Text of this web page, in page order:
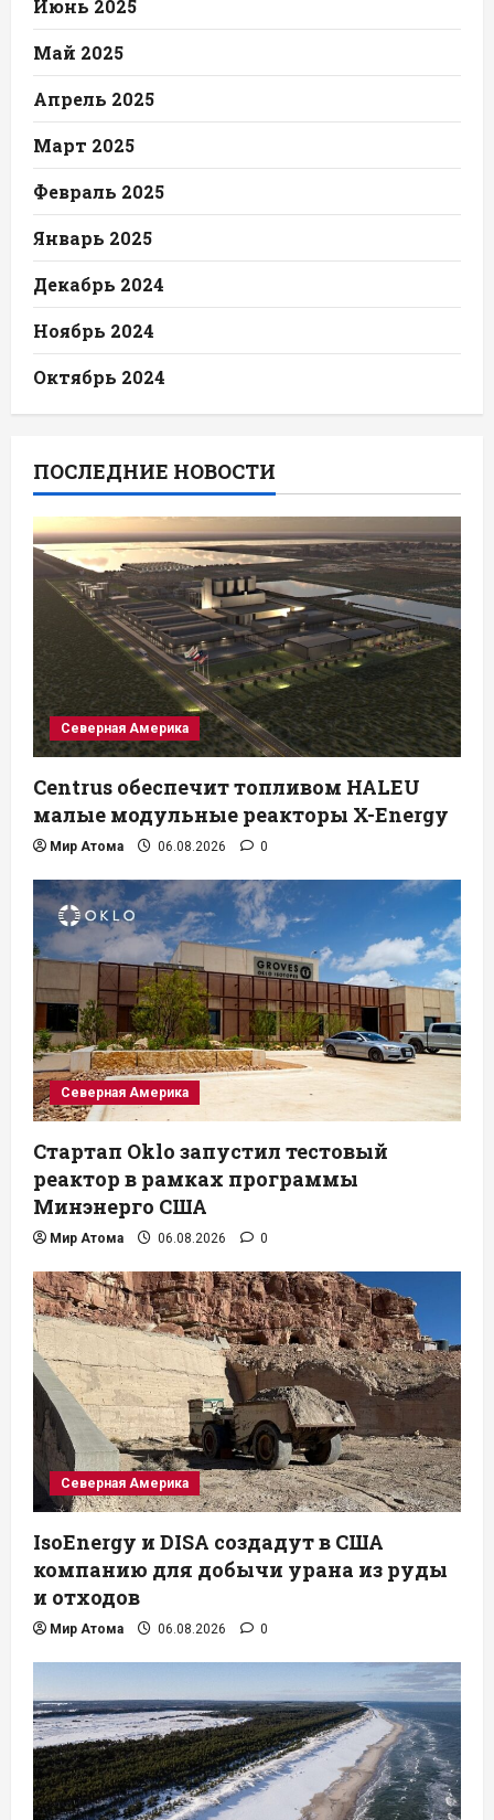
Июнь 2025
Май 2025
Апрель 2025
Март 2025
Февраль 2025
Январь 2025
Декабрь 2024
Ноябрь 2024
Октябрь 2024
ПОСЛЕДНИЕ НОВОСТИ
Северная Америка
Centrus обеспечит топливом HALEU
малые модульные реакторы X-Energy
Мир Атома 06.08.2026 0
Северная Америка
Стартап Oklo запустил тестовый
реактор в рамках программы
Минэнерго США
Мир Атома 06.08.2026 0
Северная Америка
IsoEnergy и DISA создадут в США
компанию для добычи урана из руды
и отходов
Мир Атома 06.08.2026 0